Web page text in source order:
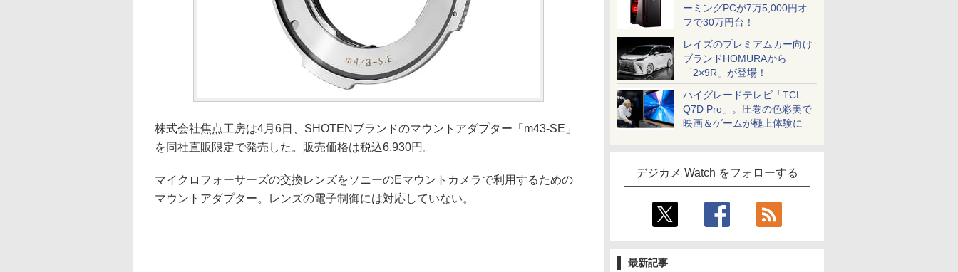
ーミングPCが7万5,000円オ
フで30万円台！
レイズのプレミアムカー向け
ブランドHOMURAから
「2×9R」が登場！
ハイグレードテレビ「TCL
Q7D Pro」。圧巻の色彩美で
映画＆ゲームが極上体験に
デジカメ Watch をフォローする
最新記事
株式会社焦点工房は4月6日、SHOTENブランドのマウントアダプター「m43-SE」
を同社直販限定で発売した。販売価格は税込6,930円。
マイクロフォーサーズの交換レンズをソニーのEマウントカメラで利用するための
マウントアダプター。レンズの電子制御には対応していない。